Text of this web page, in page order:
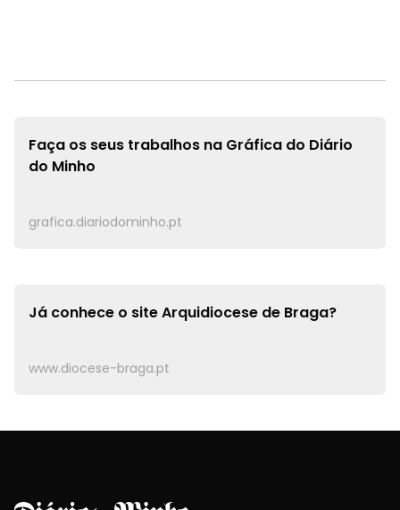
Faça os seus trabalhos na Gráfica do Diário
do Minho
grafica.diariodominho.pt
Já conhece o siteArquidiocese de Braga?
www.diocese-braga.pt